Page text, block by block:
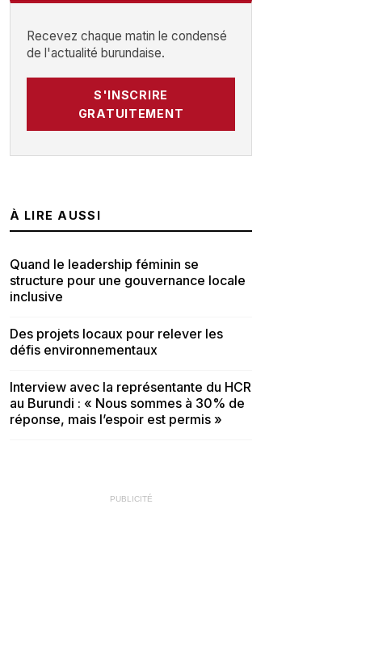
Recevez chaque matin le condensé
de l'actualité burundaise.
S'INSCRIRE
GRATUITEMENT
À LIRE AUSSI
Quand le leadership féminin se
structure pour une gouvernance locale
inclusive
Des projets locaux pour relever les
défis environnementaux
Interview avec la représentante du HCR
au Burundi : « Nous sommes à 30% de
réponse, mais l’espoir est permis »
PUBLICITÉ